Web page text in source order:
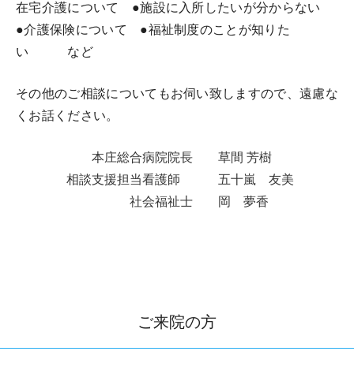
ご来院の方
在宅介護について ●施設に入所したいが分からない
●介護保険について ●福祉制度のことが知りた
い など
その他のご相談についてもお伺い致しますので、遠慮な
くお話ください。
本庄総合病院院長
草間 芳樹
相談支援担当看護師
五十嵐 友美
社会福祉士
岡 夢香